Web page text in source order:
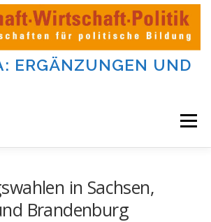
ERGÄNZUNGEN UND
Menü
in Sachsen,
Brandenburg